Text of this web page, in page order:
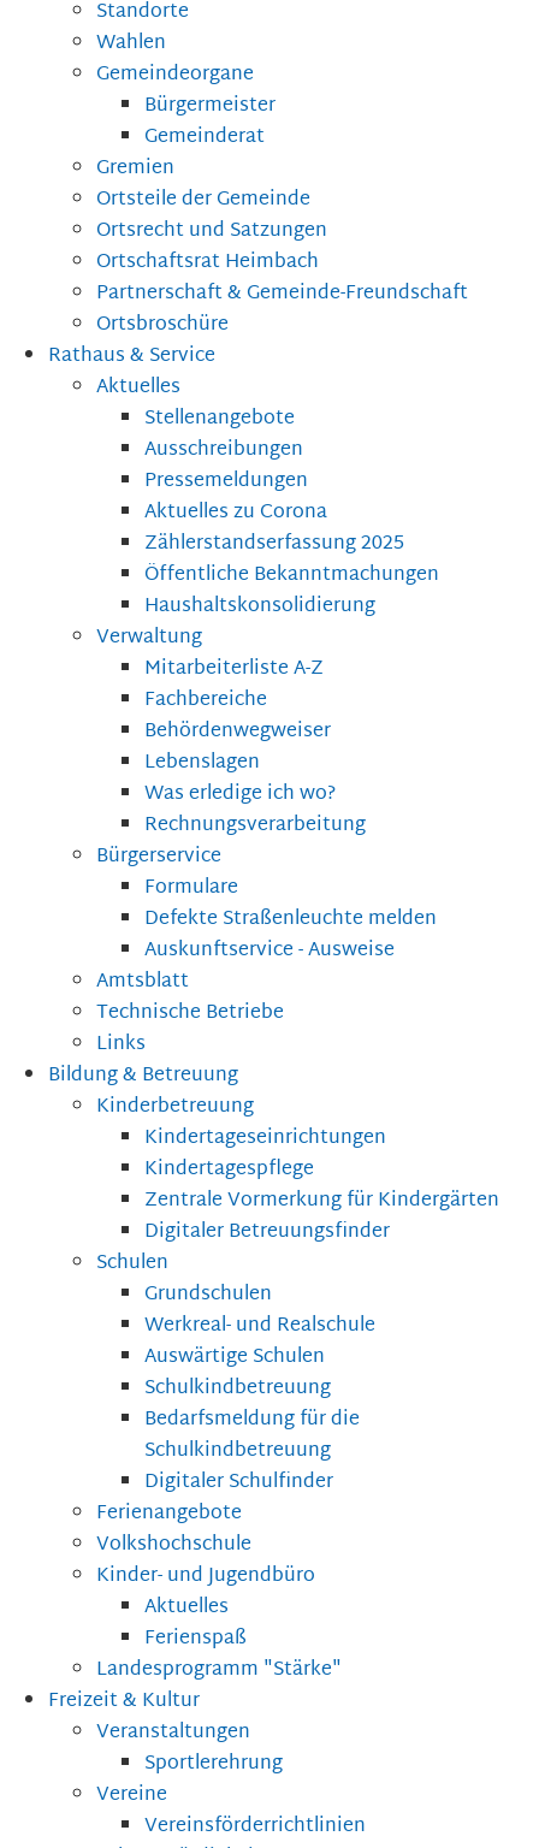
Standorte
Wahlen
Gemeindeorgane
Bürgermeister
Gemeinderat
Gremien
Ortsteile der Gemeinde
Ortsrecht und Satzungen
Ortschaftsrat Heimbach
Partnerschaft & Gemeinde-Freundschaft
Ortsbroschüre
Rathaus & Service
Aktuelles
Stellenangebote
Ausschreibungen
Pressemeldungen
Aktuelles zu Corona
Zählerstandserfassung 2025
Öffentliche Bekanntmachungen
Haushaltskonsolidierung
Verwaltung
Mitarbeiterliste A-Z
Fachbereiche
Behördenwegweiser
Lebenslagen
Was erledige ich wo?
Rechnungsverarbeitung
Bürgerservice
Formulare
Defekte Straßenleuchte melden
Auskunftservice - Ausweise
Amtsblatt
Technische Betriebe
Links
Bildung & Betreuung
Kinderbetreuung
Kindertageseinrichtungen
Kindertagespflege
Zentrale Vormerkung für Kindergärten
Digitaler Betreuungsfinder
Schulen
Grundschulen
Werkreal- und Realschule
Auswärtige Schulen
Schulkindbetreuung
Bedarfsmeldung für die
Schulkindbetreuung
Digitaler Schulfinder
Ferienangebote
Volkshochschule
Kinder- und Jugendbüro
Aktuelles
Ferienspaß
Landesprogramm "Stärke"
Freizeit & Kultur
Veranstaltungen
Sportlerehrung
Vereine
Vereinsförderrichtlinien